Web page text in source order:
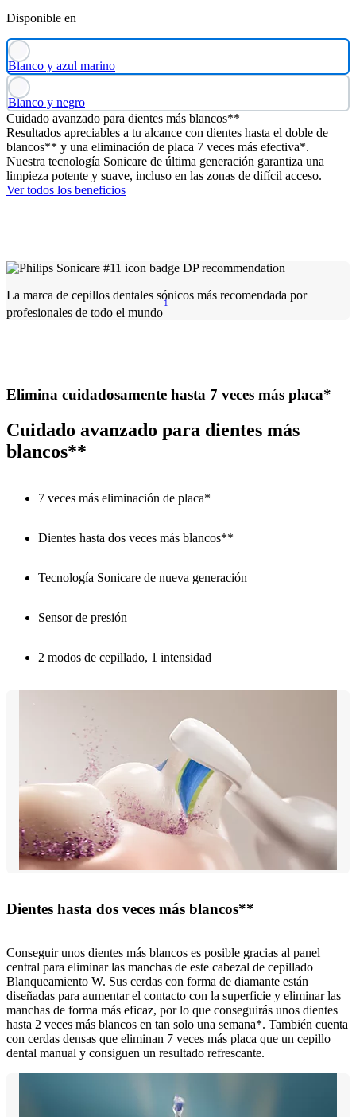
Disponible en
Blanco y azul marino
Blanco y negro
Cuidado avanzado para dientes más blancos**
Resultados apreciables a tu alcance con dientes hasta el doble de
blancos** y una eliminación de placa 7 veces más efectiva*.
Nuestra tecnología Sonicare de última generación garantiza una
limpieza potente y suave, incluso en las zonas de difícil acceso.
Ver todos los beneficios
La marca de cepillos dentales sónicos más recomendada por
profesionales de todo el mundo
1
Elimina cuidadosamente hasta 7 veces más placa*
Cuidado avanzado para dientes más
blancos**
7 veces más eliminación de placa*
Dientes hasta dos veces más blancos**
Tecnología Sonicare de nueva generación
Sensor de presión
2 modos de cepillado, 1 intensidad
Dientes hasta dos veces más blancos**
Conseguir unos dientes más blancos es posible gracias al panel
central para eliminar las manchas de este cabezal de cepillado
Blanqueamiento W. Sus cerdas con forma de diamante están
diseñadas para aumentar el contacto con la superficie y eliminar las
manchas de forma más eficaz, por lo que conseguirás unos dientes
hasta 2 veces más blancos en tan solo una semana*. También cuenta
con cerdas densas que eliminan 7 veces más placa que un cepillo
dental manual y consiguen un resultado refrescante.